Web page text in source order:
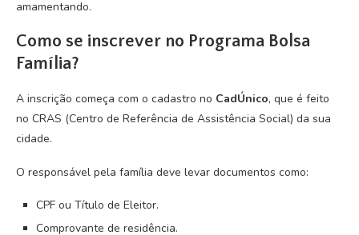
amamentando.
Como se inscrever no Programa Bolsa
Família?
A inscrição começa com o cadastro no CadÚnico, que é feito
no CRAS (Centro de Referência de Assistência Social) da sua
cidade.
O responsável pela família deve levar documentos como:
CPF ou Título de Eleitor.
Comprovante de residência.